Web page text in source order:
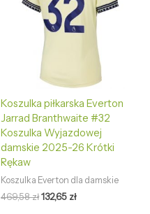
Koszulka piłkarska Everton
Jarrad Branthwaite #32
Koszulka Wyjazdowej
damskie 2025-26 Krótki
Rękaw
Koszulka Everton dla damskie
469,58zł132,65 zł